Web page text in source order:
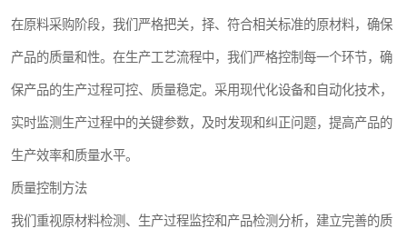
在原料采购阶段，我们严格把关，择、符合相关标准的原材料，确保
产品的质量和性。在生产工艺流程中，我们严格控制每一个环节，确
保产品的生产过程可控、质量稳定。采用现代化设备和自动化技术，
实时监测生产过程中的关键参数，及时发现和纠正问题，提高产品的
生产效率和质量水平。
质量控制方法
我们重视原材料检测、生产过程监控和产品检测分析，建立完善的质